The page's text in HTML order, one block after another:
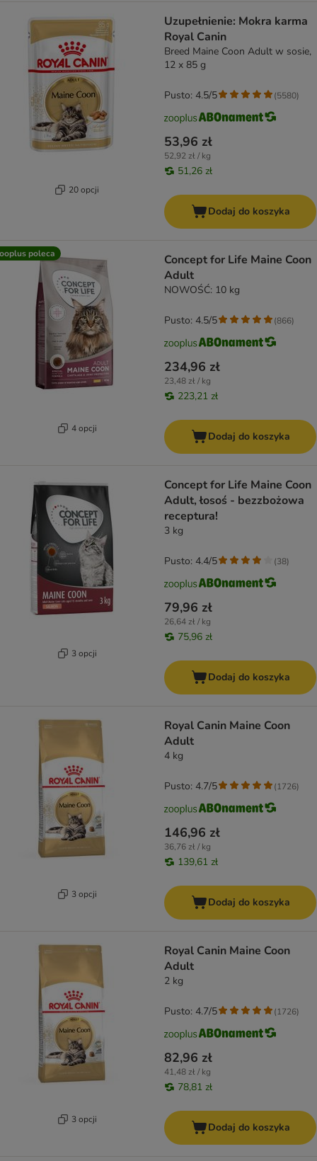
20 opcji
Uzupełnienie: Mokra karma
Royal Canin
Breed Maine Coon Adult w sosie,
12 x 85 g
53,96 zł
52,92 zł / kg
51,26 zł
Pusto: 4.5/5 (5580)
Dodaj do koszyka
poleca
4 opcji
Concept for Life Maine Coon
Adult
NOWOŚĆ: 10 kg
234,96 zł
23,48 zł / kg
223,21 zł
Pusto: 4.5/5 (866)
Dodaj do koszyka
3 opcji
Concept for Life Maine Coon
Adult, łosoś - bezzbożowa
receptura!
3 kg
79,96 zł
26,64 zł / kg
75,96 zł
Pusto: 4.4/5 (38)
Dodaj do koszyka
3 opcji
Royal Canin Maine Coon
Adult
4 kg
146,96 zł
36,76 zł / kg
139,61 zł
Pusto: 4.7/5 (1726)
Dodaj do koszyka
3 opcji
Royal Canin Maine Coon
Adult
2 kg
82,96 zł
41,48 zł / kg
78,81 zł
Pusto: 4.7/5 (1726)
Dodaj do koszyka